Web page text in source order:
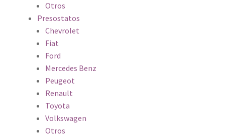
Otros
Presostatos
Chevrolet
Fiat
Ford
Mercedes Benz
Peugeot
Renault
Toyota
Volkswagen
Otros